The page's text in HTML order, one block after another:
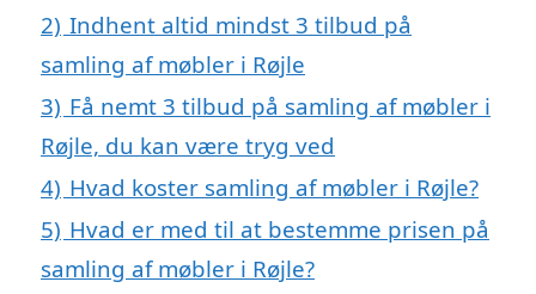
2) Indhent altid mindst 3 tilbud på
samling af møbler i Røjle
3) Få nemt 3 tilbud på samling af møbler i
Røjle, du kan være tryg ved
4) Hvad koster samling af møbler i Røjle?
5) Hvad er med til at bestemme prisen på
samling af møbler i Røjle?